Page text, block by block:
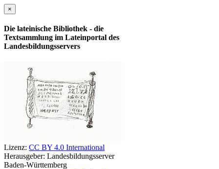
×
Die lateinische Bibliothek - die
Textsammlung im Lateinportal des
Landesbildungsservers
Lizenz: CC BY 4.0 International
Herausgeber: Landesbildungsserver
Baden-Württemberg